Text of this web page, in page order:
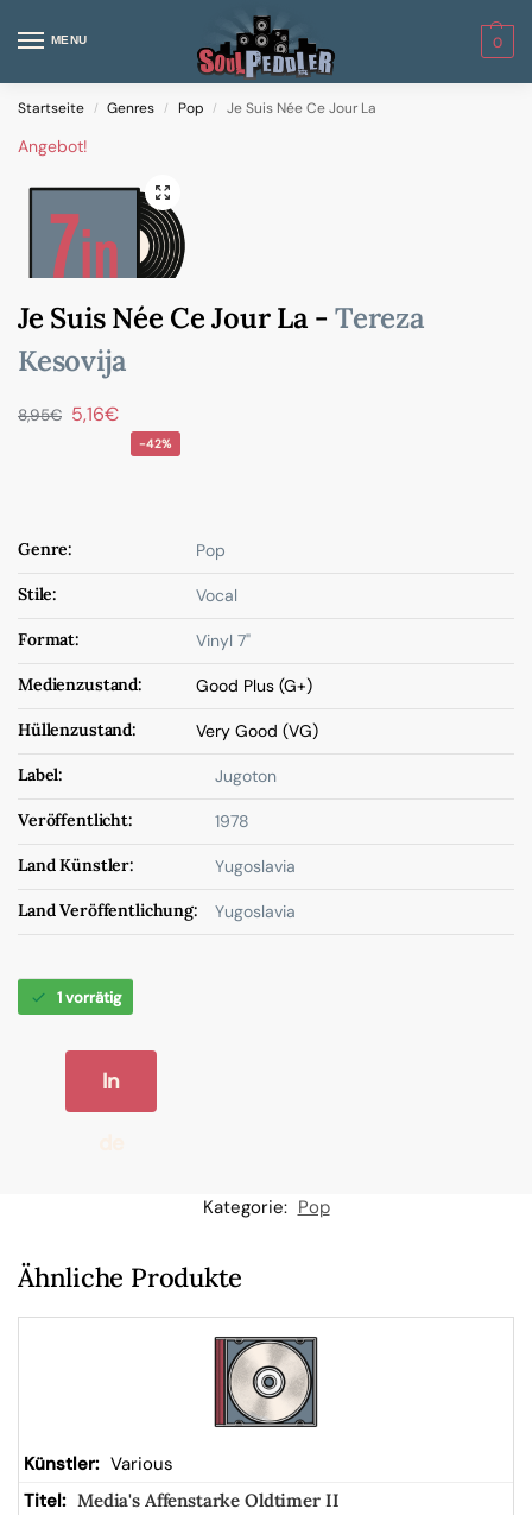
MENU 0
Startseite / Genres / Pop / Je Suis Née Ce Jour La
Angebot!
Je Suis Née Ce Jour La - Tereza
Kesovija
8,95€ 5,16€
-42%
Genre: Pop
Stile: Vocal
Format: Vinyl 7"
Medienzustand: Good Plus (G+)
Hüllenzustand: Very Good (VG)
Label: Jugoton
Veröffentlicht: 1978
Land Künstler: Yugoslavia
Land Veröffentlichung: Yugoslavia
1 vorrätig
In
W
kor
Kategorie: Pop
Ähnliche Produkte
Various
Media's Affenstarke Oldtimer II